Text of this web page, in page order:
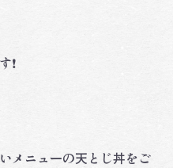
❗️
メニューの天とじ丼をご